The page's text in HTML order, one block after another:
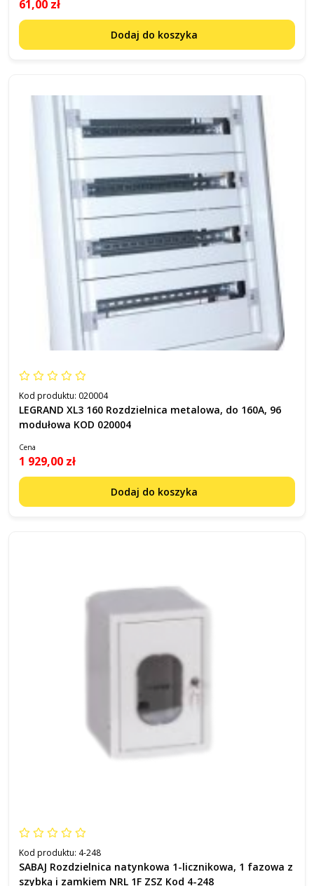
61,00 zł
Dodaj do koszyka
Kod produktu: 020004
LEGRAND XL3 160 Rozdzielnica metalowa, do 160A, 96
modułowa KOD 020004
Cena
1 929,00 zł
Dodaj do koszyka
Kod produktu: 4-248
SABAJ Rozdzielnica natynkowa 1-licznikowa, 1 fazowa z
szybką i zamkiem NRL 1F ZSZ Kod 4-248